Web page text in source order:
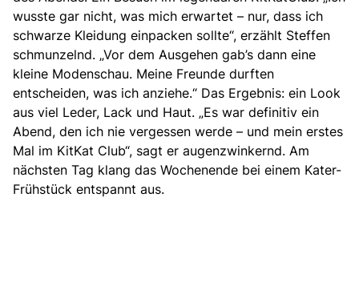
wusste gar nicht, was mich erwartet – nur, dass ich
schwarze Kleidung einpacken sollte“, erzählt Steffen
schmunzelnd. „Vor dem Ausgehen gab’s dann eine
kleine Modenschau. Meine Freunde durften
entscheiden, was ich anziehe.“ Das Ergebnis: ein Look
aus viel Leder, Lack und Haut. „Es war definitiv ein
Abend, den ich nie vergessen werde – und mein erstes
Mal im KitKat Club“, sagt er augenzwinkernd. Am
nächsten Tag klang das Wochenende bei einem Kater-
Frühstück entspannt aus.